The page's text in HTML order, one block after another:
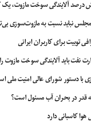
و واسطه کردن برخی
علت اصرار آنها به اینکه اگر با
شما حل خواهد شد، این است که
تأکید کردند: ما در مقابل باید
ایران پشیزی ارزش ندارد.
درصد آلایندگی سوخت مازوت، یک
مجلس نباید نسبت به مازوت‌سوزی
توبیت برای کاربران ایرانی
نفت باید آلایندگی سوخت مازوت
با دستور شورای عالی امنیت ملی
قدر در بحران آب مسئول است؟
هوا کاسبانی دارد